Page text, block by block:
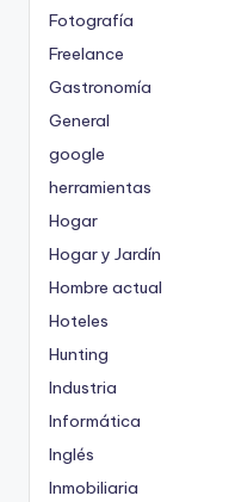
Fotografía
Freelance
Gastronomía
General
google
herramientas
Hogar
Hogar y Jardín
Hombre actual
Hoteles
Hunting
Industria
Informática
Inglés
Inmobiliaria